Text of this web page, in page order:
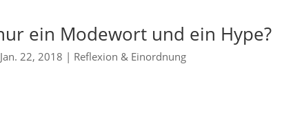
ein Modewort und ein Hype?
Jan. 22, 2018 | Reflexion & Einordnung